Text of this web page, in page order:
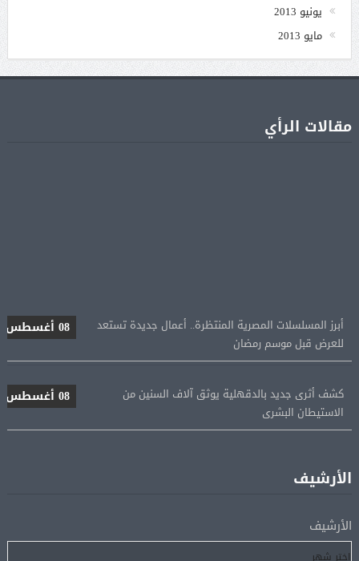
يونيو 2013
مايو 2013
مقالات الرأي
للعرض قبل موسم رمضان
الاستيطان البشرى
خلاف متصاعد بشأن الهجرة
الأرشيف
الأرشيف